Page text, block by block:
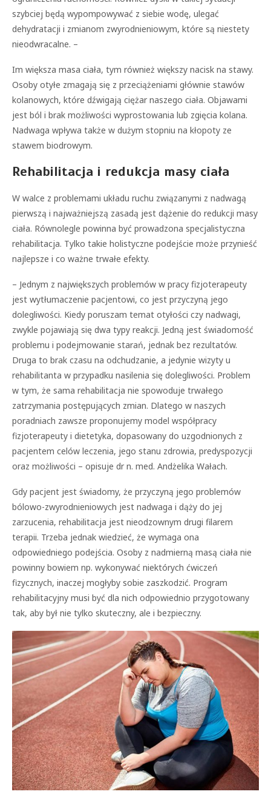
szybciej będą wypompowywać z siebie wodę, ulegać
dehydratacji i zmianom zwyrodnieniowym, które są niestety
nieodwracalne. –
Im większa masa ciała, tym również większy nacisk na stawy.
Osoby otyłe zmagają się z przeciążeniami głównie stawów
kolanowych, które dźwigają ciężar naszego ciała. Objawami
jest ból i brak możliwości wyprostowania lub zgięcia kolana.
Nadwaga wpływa także w dużym stopniu na kłopoty ze
stawem biodrowym.
Rehabilitacja i redukcja masy ciała
W walce z problemami układu ruchu związanymi z nadwagą
pierwszą i najważniejszą zasadą jest dążenie do redukcji masy
ciała. Równolegle powinna być prowadzona specjalistyczna
rehabilitacja. Tylko takie holistyczne podejście może przynieść
najlepsze i co ważne trwałe efekty.
– Jednym z największych problemów w pracy fizjoterapeuty
jest wytłumaczenie pacjentowi, co jest przyczyną jego
dolegliwości. Kiedy poruszam temat otyłości czy nadwagi,
zwykle pojawiają się dwa typy reakcji. Jedną jest świadomość
problemu i podejmowanie starań, jednak bez rezultatów.
Druga to brak czasu na odchudzanie, a jedynie wizyty u
rehabilitanta w przypadku nasilenia się dolegliwości. Problem
w tym, że sama rehabilitacja nie spowoduje trwałego
zatrzymania postępujących zmian. Dlatego w naszych
poradniach zawsze proponujemy model współpracy
fizjoterapeuty i dietetyka, dopasowany do uzgodnionych z
pacjentem celów leczenia, jego stanu zdrowia, predyspozycji
oraz możliwości – opisuje dr n. med. Andżelika Wałach.
Gdy pacjent jest świadomy, że przyczyną jego problemów
bólowo-zwyrodnieniowych jest nadwaga i dąży do jej
zarzucenia, rehabilitacja jest nieodzownym drugi filarem
terapii. Trzeba jednak wiedzieć, że wymaga ona
odpowiedniego podejścia. Osoby z nadmierną masą ciała nie
powinny bowiem np. wykonywać niektórych ćwiczeń
fizycznych, inaczej mogłyby sobie zaszkodzić. Program
rehabilitacyjny musi być dla nich odpowiednio przygotowany
tak, aby był nie tylko skuteczny, ale i bezpieczny.